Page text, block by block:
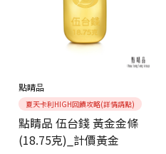
點睛品
夏天卡利HIGH回饋攻略(詳情請點)
點睛品 伍台錢 黃金金條
(18.75克)_計價黃金